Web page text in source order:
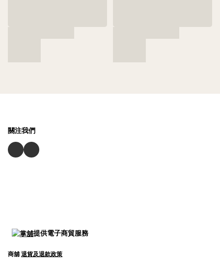
關注我們
提供電子商貿服務
商舖 退貨及退款政策